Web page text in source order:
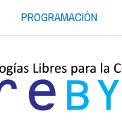
PROGRAMACIÓN